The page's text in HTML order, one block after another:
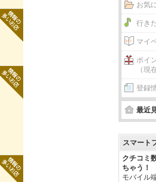
お気
行き
マイ
ポイ
（現
登録
最近
スマート
クチコミ
ちゃう！
モバイル